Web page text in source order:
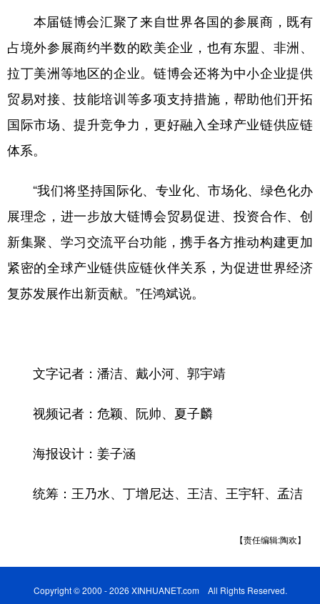
本届链博会汇聚了来自世界各国的参展商，既有
占境外参展商约半数的欧美企业，也有东盟、非洲、
拉丁美洲等地区的企业。链博会还将为中小企业提供
贸易对接、技能培训等多项支持措施，帮助他们开拓
国际市场、提升竞争力，更好融入全球产业链供应链
体系。
“我们将坚持国际化、专业化、市场化、绿色化办
展理念，进一步放大链博会贸易促进、投资合作、创
新集聚、学习交流平台功能，携手各方推动构建更加
紧密的全球产业链供应链伙伴关系，为促进世界经济
复苏发展作出新贡献。”任鸿斌说。
文字记者：潘洁、戴小河、郭宇靖
视频记者：危颖、阮帅、夏子麟
海报设计：姜子涵
统筹：王乃水、丁增尼达、王洁、王宇轩、孟洁
【责任编辑:陶欢】
Copyright © 2000 - 2026 XINHUANET.com All Rights Reserved.